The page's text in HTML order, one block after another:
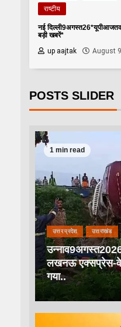
राष्टीय
नई
बड़ी खबरें*
up aajtak
August
POSTS SLIDER
1 min read
उत्तर प्रदेश उत्तराखंड
लखनऊ एक्सप्रेस-वे
गया..